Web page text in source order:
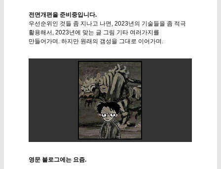
전면개편을 준비중입니다.
우선순위인 것들 좀 지나고 나면, 2023년의 기술들을 좀 적극
활용해서, 2023년에 맞는 글 그림 기타 여러가지를
만들어가며. 하지만 원래의 갬성을 그대로 이어가며.
영문 블로그에는 요즘.